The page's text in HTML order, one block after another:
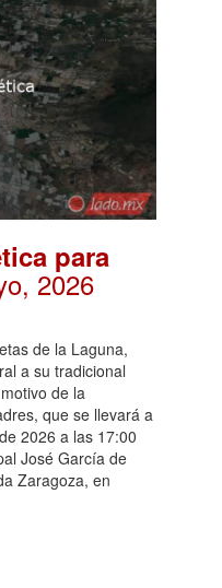
para
2026
de la Laguna,
a su tradicional
de la
que se llevará a
2026 a las 17:00
José García de
Zaragoza, en